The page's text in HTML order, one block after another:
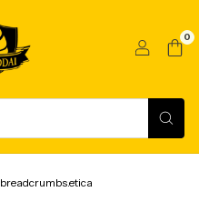
0
breadcrumbs.etica